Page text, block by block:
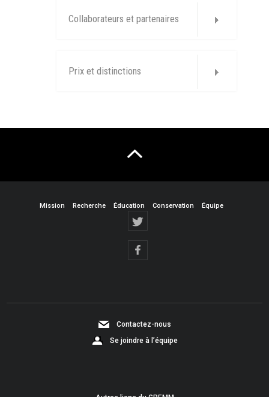
Collaborateurs et partenaires
Prix et distinctions
Mission Recherche Éducation Conservation Équipe
Contactez-nous
Se joindre à l’équipe